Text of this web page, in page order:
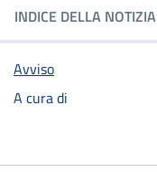
INDICE DELLA NOTIZIA
Avviso
A cura di